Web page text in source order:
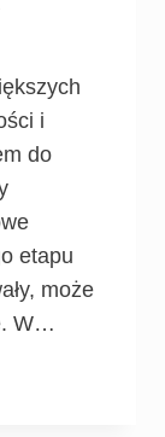
i
do
etapu
może
W…